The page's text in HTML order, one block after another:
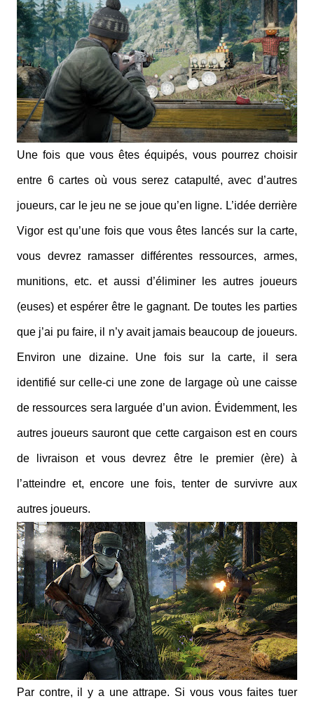
Une fois que vous êtes équipés, vous pourrez choisir
entre 6 cartes où vous serez catapulté, avec d’autres
joueurs, car le jeu ne se joue qu’en ligne. L’idée derrière
Vigor est qu’une fois que vous êtes lancés sur la carte,
vous devrez ramasser différentes ressources, armes,
munitions, etc. et aussi d’éliminer les autres joueurs
(euses) et espérer être le gagnant. De toutes les parties
que j’ai pu faire, il n’y avait jamais beaucoup de joueurs.
Environ une dizaine. Une fois sur la carte, il sera
identifié sur celle-ci une zone de largage où une caisse
de ressources sera larguée d’un avion. Évidemment, les
autres joueurs sauront que cette cargaison est en cours
de livraison et vous devrez être le premier (ère) à
l’atteindre et, encore une fois, tenter de survivre aux
autres joueurs.
Par contre, il y a une attrape. Si vous vous faites tuer